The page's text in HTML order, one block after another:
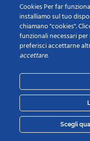
Cookies Per far
installiamo sul tuo
chiamano "cookies".
funzionali necessari
preferisci accettarne
accettare.
Scegli